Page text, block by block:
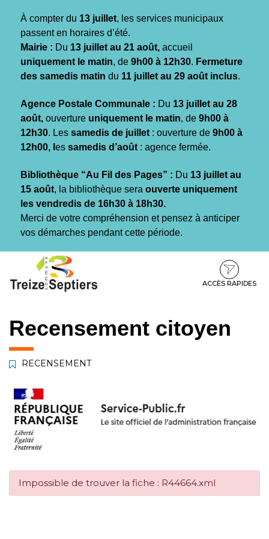
À compter du 13 juillet, les services municipaux
passent en horaires d’été.
Mairie : Du 13 juillet au 21 août, accueil
uniquement le matin, de 9h00 à 12h30. Fermeture
des samedis matin du 11 juillet au 29 août inclus.
Agence Postale Communale : Du 13 juillet au 28
août, ouverture uniquement le matin, de 9h00 à
12h30. Les samedis de juillet : ouverture de 9h00 à
12h00, l es samedis d’août : agence fermée.
Bibliothèque “Au Fil des Pages” : Du 13 juillet au
15 août, la bibliothèque sera ouverte uniquement
les vendredis de 16h30 à 18h30.
Merci de votre compréhension et pensez à anticiper
vos démarches pendant cette période.
contenu
pied
ACCÈS RAPIDES
Recensement citoyen
RECENSEMENT
Impossible de trouver la fiche : R44664.xml